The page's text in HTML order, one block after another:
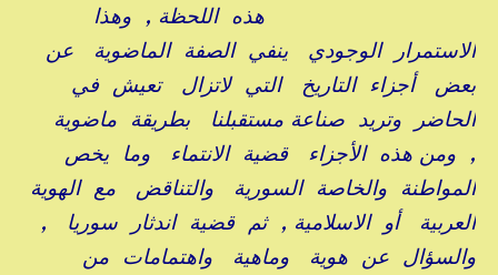
هذه اللحظة , وهذا
الاستمرار الوجودي ينفي الصفة الماضوية عن
بعض أجزاء التاريخ التي لاتزال تعيش في
الحاضر وتريد صناعة مستقبلنا بطريقة ماضوية
, ومن هذه الأجزاء قضية الانتماء وما يخص
المواطنة والخاصة السورية والتناقض مع الهوية
العربية أو الاسلامية , ثم قضية اندثار سوريا ,
والسؤال عن هوية وماهية واهتمامات من